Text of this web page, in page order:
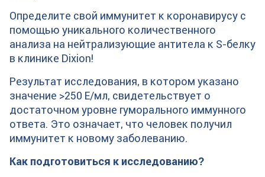
Определите свой иммунитет к коронавирусу c
помощью уникального количественного
анализа на нейтрализующие антитела к S-белку
в клинике Dixion!
Результат исследования, в котором указано
значение >250 Е/мл, свидетельствует о
достаточном уровне гуморального иммунного
ответа. Это означает, что человек получил
иммунитет к новому заболеванию.
Как подготовиться к исследованию?